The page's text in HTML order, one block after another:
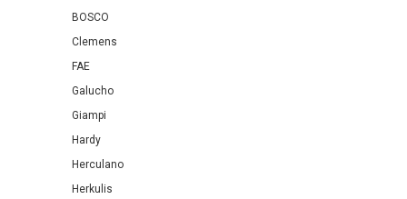
BOSCO
Clemens
FAE
Galucho
Giampi
Hardy
Herculano
Herkulis